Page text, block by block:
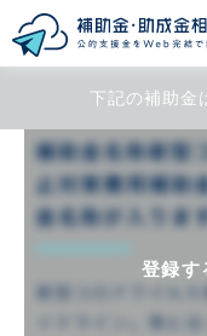
目的から探す
エリアから探す
下記の補助金
登録す